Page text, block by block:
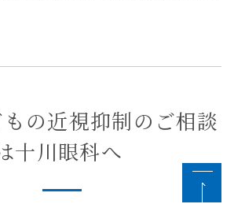
の近視抑制のご相談
十川眼科へ